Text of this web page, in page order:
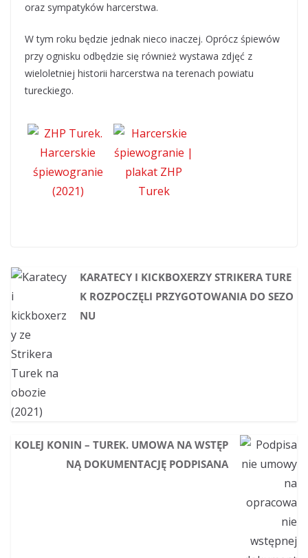
oraz sympatyków harcerstwa.
W tym roku będzie jednak nieco inaczej. Oprócz śpiewów
przy ognisku odbędzie się również wystawa zdjęć z
wieloletniej historii harcerstwa na terenach powiatu
tureckiego.
KARATECY I KICKBOXERZY STRIKERA TURE
K ROZPOCZĘLI PRZYGOTOWANIA DO SEZO
NU
KOLEJ KONIN – TUREK. UMOWA NA WSTĘP
NĄ DOKUMENTACJĘ PODPISANA